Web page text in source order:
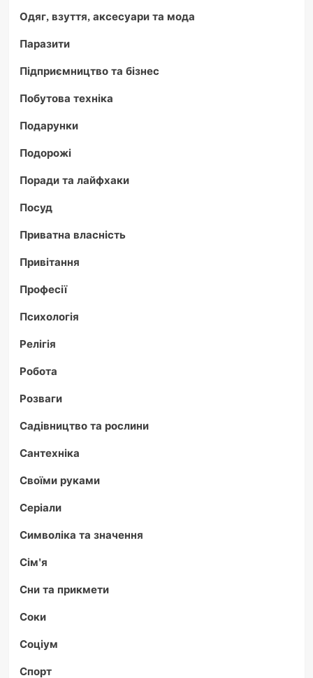
Одяг, взуття, аксесуари та мода
Паразити
Підприємництво та бізнес
Побутова техніка
Подарунки
Подорожі
Поради та лайфхаки
Посуд
Приватна власність
Привітання
Професії
Психологія
Релігія
Робота
Розваги
Садівництво та рослини
Сантехніка
Своїми руками
Серіали
Символіка та значення
Сім'я
Сни та прикмети
Соки
Соціум
Спорт